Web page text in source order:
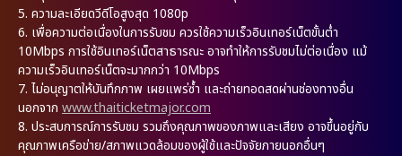
5. ความละเอียดวีดีโอสูงสุด 1080p
6. เพื่อความต่อเนื่องในการรับชม ควรใช้ความเร็วอินเทอร์เน็ตขั้นต่ำ
10Mbps การใช้อินเทอร์เน็ตสาธารณะ อาจทำให้การรับชมไม่ต่อเนื่อง แม้
ความเร็วอินเทอร์เน็ตจะมากกว่า 10Mbps
7. ไม่อนุญาตให้บันทึกภาพ เผยแพร่ซ้ำ และถ่ายทอดสดผ่านช่องทางอื่น
นอกจาก www.thaiticketmajor.com
8. ประสบการณ์การรับชม รวมถึงคุณภาพของภาพและเสียง อาจขึ้นอยู่กับ
คุณภาพเครือข่าย/สภาพแวดล้อมของผู้ใช้และปัจจัยภายนอกอื่นๆ